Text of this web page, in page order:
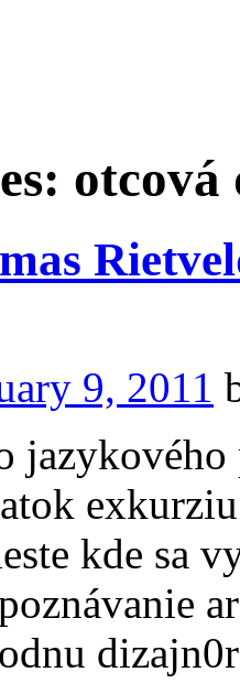
otcová
9, 2011
kde sa